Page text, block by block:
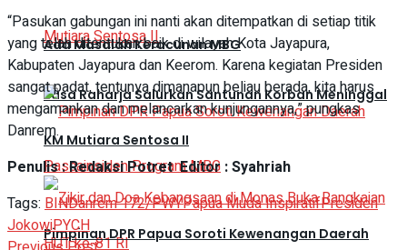
Jasa Raharja Salurkan Santunan Korban Meninggal
KM Mutiara Sentosa II
Ada Masalah Keracunan MBG
Pimpinan DPR Papua Soroti Kewenangan Daerah
“Pasukan gabungan ini nanti akan ditempatkan di setiap titik
yang telah ditentukan baik di wilayah Kota Jayapura,
Kabupaten Jayapura dan Keerom. Karena kegiatan Presiden
sangat padat, tentunya dimanapun beliau berada, kita harus
mengamankan dan melancarkan kunjungannya,” pungkas
Danrem.
Penulis : Redaksi Potret Editor : Syahriah
Tags: BINDanrem 172/PWYPapua Muda InspiratifPresiden
JokowiPYCH